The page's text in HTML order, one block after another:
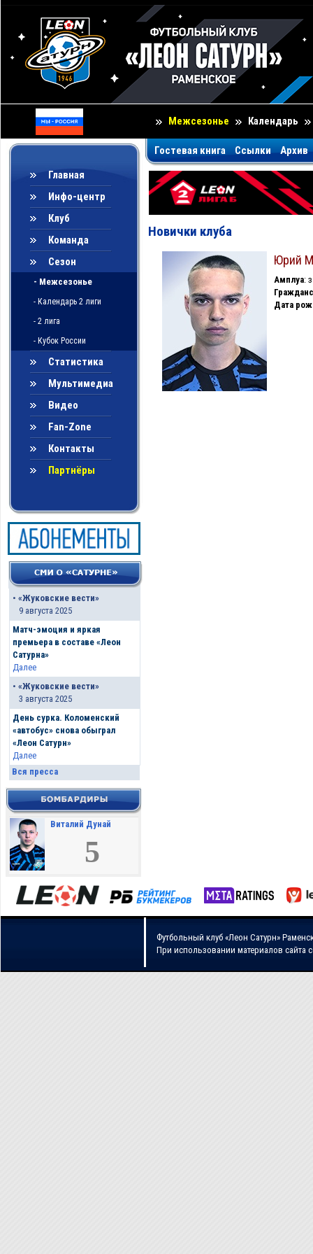
Межсезонье Календарь
Главная
Инфо-центр
Клуб
Команда
Сезон
- Межсезонье
- Календарь 2 лиги
- 2 лига
- Кубок России
Статистика
Мультимедиа
Видео
Fan-Zone
Контакты
Партнёры
• «Жуковские вести»
9 августа 2025
Матч-эмоция и яркая
премьера в составе «Леон
Сатурна»
Далее
• «Жуковские вести»
3 августа 2025
День сурка. Коломенский
«автобус» снова обыграл
«Леон Сатурн»
Далее
Вся пресса
Виталий Дунай
5
Гостевая книга Ссылки Архив
Новички клуба
Юрий
Амплуа:
Дата
Футбольный клуб «Леон Сатурн»
При использовании материалов сайта